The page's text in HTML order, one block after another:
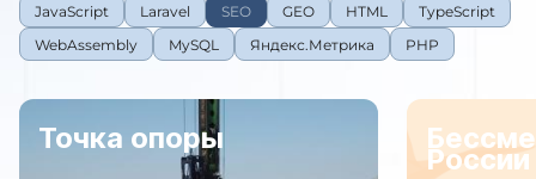
JavaScript Laravel SEO GEO HTML
TypeScript
WebAssembly
MySQL Яндекс.Метрика PHP
Точка опоры
России